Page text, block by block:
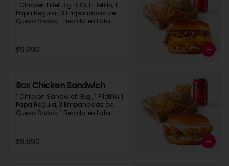
1 Chicken Fillet Big BBQ, 1 Filetillo, 1
Papa Regular, 3 Empanadas de
Queso Snack, 1 Bebida en Lata
$9.990
Box Chicken Sandwich
1 Chicken Sandwich Big , 1 Filetillo, 1
Papa Regula, 3 Empanadas de
Queso Snack, 1 Bebida en Lata
$8.690